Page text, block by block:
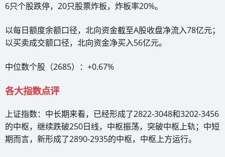
6只个股跌停，20只股票炸板，炸板率20%。
以每日额度余额口径，北向资金截至A股收盘净流入78亿元；
以买卖成交额口径，北向资金净买入56亿元。
中位数个股（2685）：+0.67%
各大指数点评
上证指数：中长期来看，已经形成了2822-3048和3202-3456
的中枢，继续跌破250日线，中枢振荡，突破中枢上轨；中短
期而言，新形成了2890-2935的中枢，中枢上方运行。